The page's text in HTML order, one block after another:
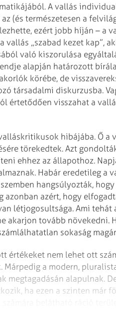
A vallás
(és természetesen a
ezért jobb híján – a
„szabad kezet kap”,
való kiszorulása
alapján határozott
körébe, de
társadalmi diskurzusba.
értetődően visszahat a
hibájába. Ő a
törekedtek. Azt
ehhez az állapothoz.
Habár eredetileg a
hangsúlyozták,
azért, hogy
létjogosultsága. Ami tehát
akarjon tovább növekedni.
sokaság
értékeket nem lehet ott
Márpedig a modern,
megtagadásán alapulnak.
ha ezen a szinten már